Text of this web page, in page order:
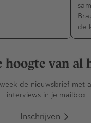
de
hoogte van al
de nieuwsbrief met
interviews in je mailbox
Inschrijven